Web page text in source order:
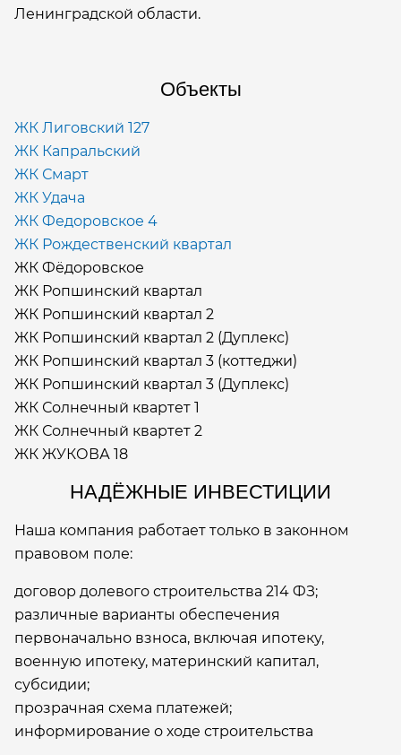
Ленинградской области.
Объекты
ЖК Лиговский 127
ЖК Капральский
ЖК Смарт
ЖК Удача
ЖК Федоровское 4
ЖК Рождественский квартал
ЖК Фёдоровское
ЖК Ропшинский квартал
ЖК Ропшинский квартал 2
ЖК Ропшинский квартал 2 (Дуплекс)
ЖК Ропшинский квартал 3 (коттеджи)
ЖК Ропшинский квартал 3 (Дуплекс)
ЖК Солнечный квартет 1
ЖК Солнечный квартет 2
ЖК ЖУКОВА 18
НАДЁЖНЫЕ ИНВЕСТИЦИИ
Наша компания работает только в законном
правовом поле:
договор долевого строительства 214 ФЗ;
различные варианты обеспечения
первоначально взноса, включая ипотеку,
военную ипотеку, материнский капитал,
субсидии;
прозрачная схема платежей;
информирование о ходе строительства